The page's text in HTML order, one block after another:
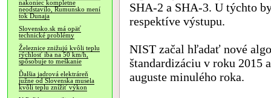
nakoniec kompletne
neodstavilo, Rumunsko mení
tok Dunaja
Slovensko.sk má opäť
technické problémy
Železnice znižujú kvôli teplu
rýchlosť iba na 50 km/h,
spôsobuje to meškanie
Ďalšia jadrová elektráreň
južne od Slovenska musela
kvôli teplu znížiť výkon
SHA-2 a SHA-3. U týchto
respektíve výstupu.
NIST začal hľadať nové
štandardizáciu v roku 2015
auguste minulého roka.